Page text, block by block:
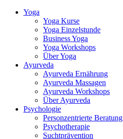
Yoga
Yoga Kurse
Yoga Einzelstunde
Business Yoga
Yoga Workshops
Über Yoga
Ayurveda
Ayurveda Ernährung
Ayurveda Massagen
Ayurveda Workshops
Über Ayurveda
Psychologie
Personzentrierte Beratung
Psychotherapie
Suchtprävention